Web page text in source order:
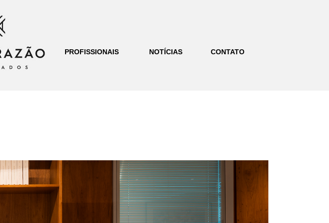
PROFISSIONAIS NOTÍCIAS CONTATO